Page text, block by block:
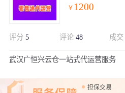
￥ 1200
评分 5 评论 48 成
武汉广恒兴云仓一站式代运营服务
担保交易